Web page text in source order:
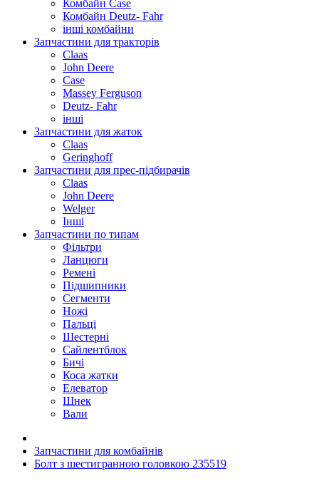
Комбайн Case
Комбайн Deutz- Fahr
інші комбайни
Запчастини для тракторів
Claas
John Deere
Case
Massey Ferguson
Deutz- Fahr
інші
Запчастини для жаток
Claas
Geringhoff
Запчастини для прес-підбирачів
Claas
John Deere
Welger
Інші
Запчастини по типам
Фільтри
Ланцюги
Ремені
Підшипники
Сегменти
Ножі
Пальці
Шестерні
Сайлентблок
Бичі
Коса жатки
Елеватор
Шнек
Вали
Запчастини для комбайнів
Болт з шестигранною головкою 235519